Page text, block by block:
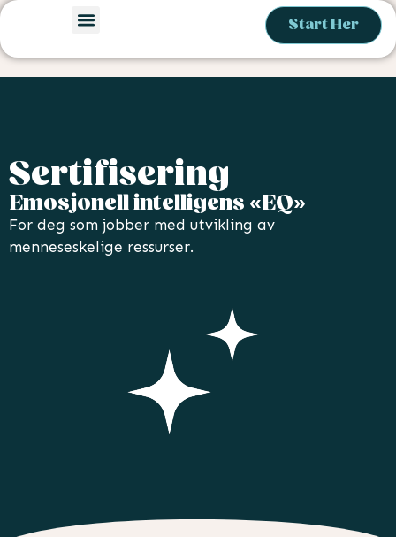
Start Her
Sertifisering
Emosjonell intelligens «EQ»
For deg som jobber med utvikling av
menneseskelige ressurser.